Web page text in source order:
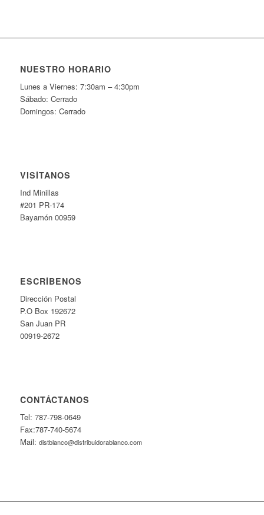
NUESTRO HORARIO
Lunes a Viernes: 7:30am – 4:30pm
Sábado: Cerrado
Domingos: Cerrado
VISÍTANOS
Ind Minillas
#201 PR-174
Bayamón 00959
ESCRÍBENOS
Dirección Postal
P.O Box 192672
San Juan PR
00919-2672
CONTÁCTANOS
Tel: 787-798-0649
Fax:787-740-5674
Mail: distblanco@distribuidorablanco.com